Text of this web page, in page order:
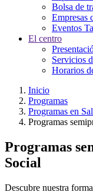
Bolsa de
Empresas
Eventos
El centro
Servicios
Horarios
Inicio
Programas
Programas en
Programas
Programas
Social
Descubre nuestra